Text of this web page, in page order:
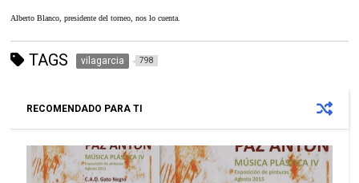
Alberto Blanco, presidente del torneo, nos lo cuenta.
TAGS vilagarcia 798
RECOMENDADO PARA TI